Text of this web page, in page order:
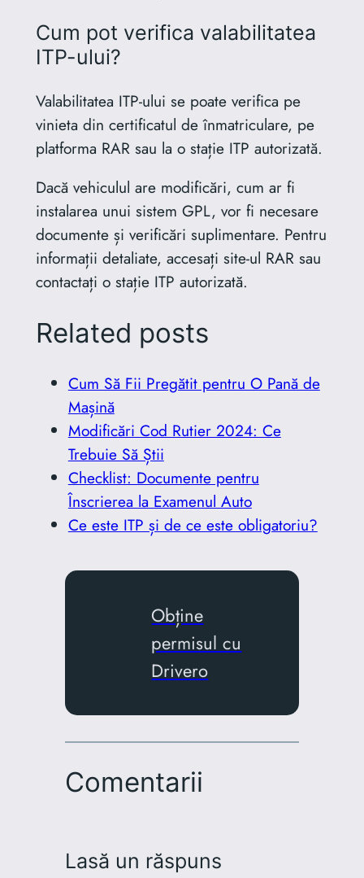
Cum pot verifica valabilitatea
ITP-ului?
Valabilitatea ITP-ului se poate verifica pe
vinieta din certificatul de înmatriculare, pe
platforma RAR sau la o stație ITP autorizată.
Dacă vehiculul are modificări, cum ar fi
instalarea unui sistem GPL, vor fi necesare
documente și verificări suplimentare. Pentru
informații detaliate, accesați site-ul RAR sau
contactați o stație ITP autorizată.
Related posts
Cum Să Fii Pregătit pentru O Pană de
Mașină
Modificări Cod Rutier 2024: Ce
Trebuie Să Știi
Checklist: Documente pentru
Înscrierea la Examenul Auto
Ce este ITP și de ce este obligatoriu?
Obține
permisul cu
Drivero
Comentarii
Lasă un răspuns